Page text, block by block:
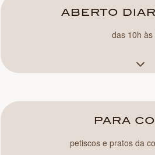
ABERTO
das 10h às
PARA
petiscos e pratos da